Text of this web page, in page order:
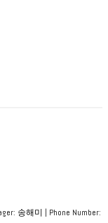
송해미 | Phone Number: